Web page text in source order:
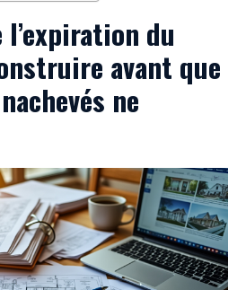
du
avant que
ne